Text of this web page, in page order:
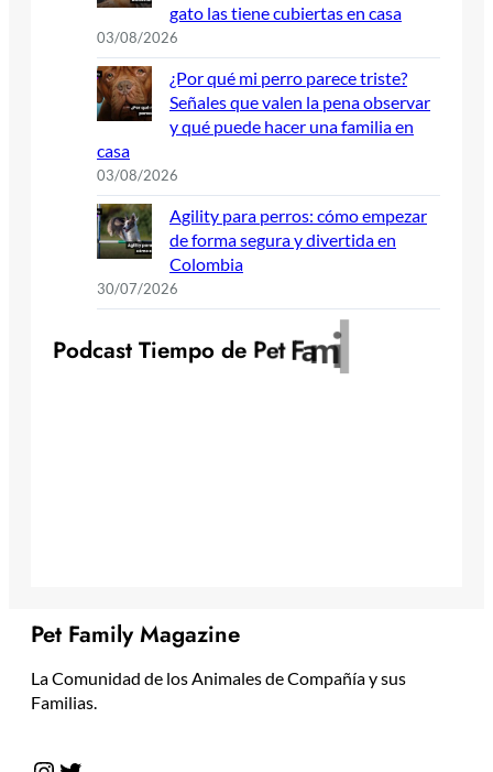
gato las tiene cubiertas en casa
03/08/2026
¿Por qué mi perro parece triste?
Señales que valen la pena observar
y qué puede hacer una familia en
casa
03/08/2026
Agility para perros: cómo empezar
de forma segura y divertida en
Colombia
30/07/2026
Podcast Tiempo de PetFamil
Pet Family Magazine
La Comunidad de los Animales de Compañía y sus
Familias.